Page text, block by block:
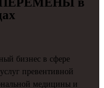
бизнес в сфере
превентивной
медицины и